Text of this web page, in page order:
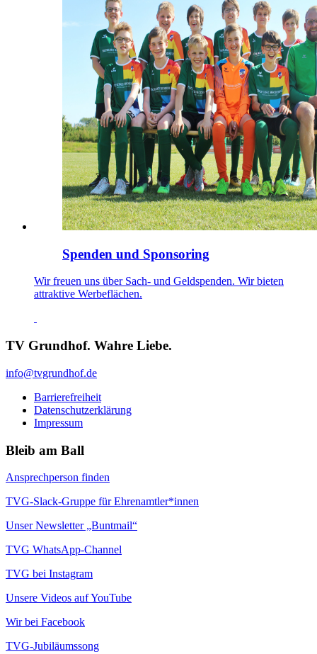
Spenden und Sponsoring
Wir freuen uns über Sach- und Geldspenden. Wir bieten
attraktive Werbeflächen.
TV Grundhof. Wahre Liebe.
info@tvgrundhof.de
Barrierefreiheit
Datenschutzerklärung
Impressum
Bleib am Ball
Ansprechperson finden
TVG-Slack-Gruppe für Ehrenamtler*innen
Unser Newsletter „Buntmail“
TVG WhatsApp-Channel
TVG bei Instagram
Unsere Videos auf YouTube
Wir bei Facebook
TVG-Jubiläumssong